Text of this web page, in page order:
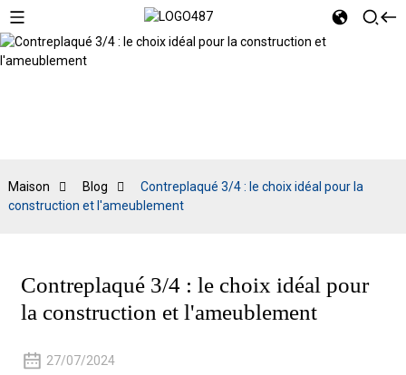
Maison Blog
Contreplaqué 3/4 : le choix idéal pour la
construction et l'ameublement
Contreplaqué 3/4 : le choix idéal pour
la construction et l'ameublement
27/07/2024